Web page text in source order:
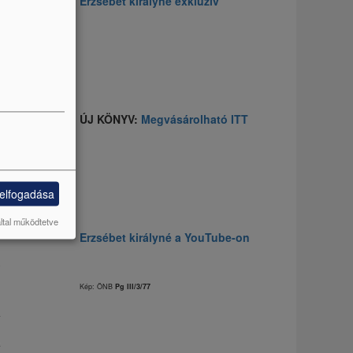
ÚJ KÖNYV: Megvásárolható ITT
Erzsébet királyné a YouTube-on
Kép: ÖNB Pg III/3/77
működtetve